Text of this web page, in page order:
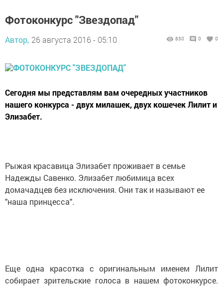
Фотоконкурс "Звездопад"
Автор, 26 августа 2016 - 05:10 830 0 0
Сегодня мы представлям вам очередных участников
нашего конкурса - двух милашек, двух кошечек Лилит и
Элизабет.
Рыжая красавица Элизабет проживает в семье
Надежды Савенко. Элизабет любимица всех
домачадцев без исключения. Они так и называют ее
"наша принцесса".
Еще одна красотка с оригинальным именем Лилит
собирает зрительские голоса в нашем фотоконкурсе.